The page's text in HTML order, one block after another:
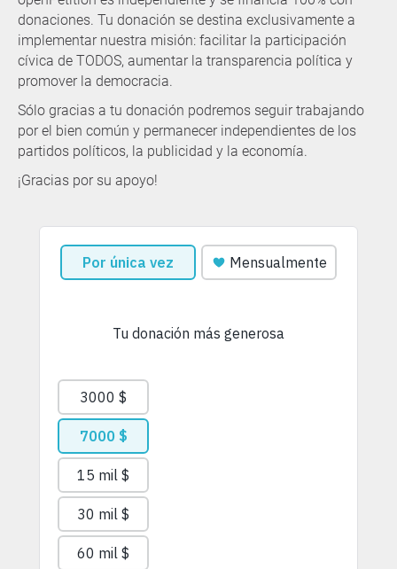
donaciones. Tu donación se destina exclusivamente a
implementar nuestra misión: facilitar la participación
cívica de TODOS, aumentar la transparencia política y
promover la democracia.
Sólo gracias a tu donación podremos seguir trabajando
por el bien común y permanecer independientes de los
partidos políticos, la publicidad y la economía.
¡Gracias por su apoyo!